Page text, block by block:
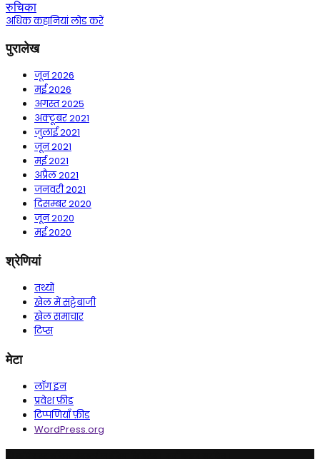
रुचिका
अधिक कहानियां लोड करें
पुरालेख
जून 2026
मई 2026
अगस्त 2025
अक्टूबर 2021
जुलाई 2021
जून 2021
मई 2021
अप्रैल 2021
जनवरी 2021
दिसम्बर 2020
जून 2020
मई 2020
श्रेणियां
तथ्यों
खेल में सट्टेबाजी
खेल समाचार
टिप्स
मेटा
लॉग इन
प्रवेश फ़ीड
टिप्पणियाँ फ़ीड
WordPress.org